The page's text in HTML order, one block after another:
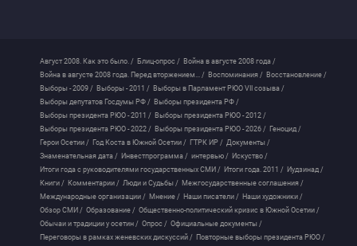
Август 2008. Как это было. / Блиц-опрос / Война в августе 2008 года /
Война в августе 2008 года. Перед вторжением... / Воспоминания / Восстановление /
Выборы - 2009 / Выборы - 2011 / Выборы в Парламент РЮО VII созыва /
Выборы депутатов Госдумы РФ / Выборы президента РФ /
Выборы президента РЮО - 2011 / Выборы президента РЮО - 2012 /
Выборы президента РЮО - 2022 / Выборы президента РЮО - 2026 / Геноцид /
Герои Осетии / Год Коста в Южной Осетии / ГТРК ИР / Документы /
Знаменательная дата / Инвестпрограмма / интервью / Искуство /
Итоги года с руководителями государственных СМИ / Итоги года. 2011 / Иудзинад /
Книги / Комментарии / Люди и Судьбы / Межгосударственные соглашения /
Международные организации / Мнение / Наши писатели / Наши художники /
Обзор СМИ / Образование / Общественно-политический кризис в Южной Осетии /
Обычаи и традиции у осетин / Опрос / Официальные документы /
Переговоры в рамках женевских дискуссий / Повторные выборы президента РЮО /